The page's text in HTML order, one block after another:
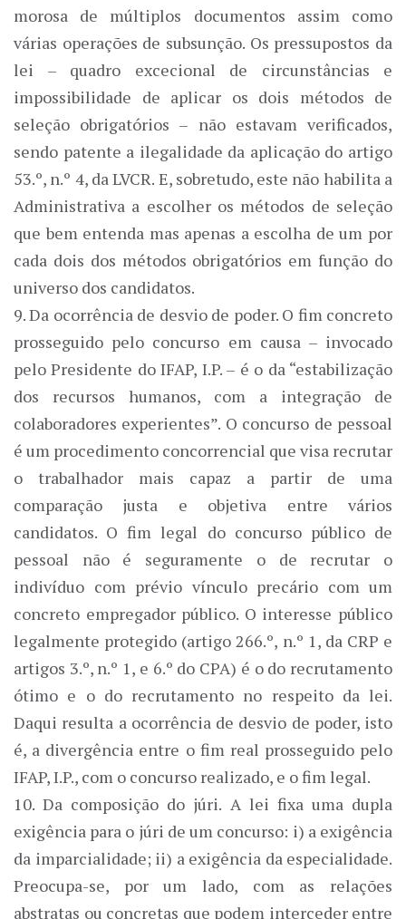
morosa de múltiplos documentos assim como
várias operações de subsunção. Os pressupostos da
lei – quadro excecional de circunstâncias e
impossibilidade de aplicar os dois métodos de
seleção obrigatórios – não estavam verificados,
sendo patente a ilegalidade da aplicação do artigo
53.º, n.º 4, da LVCR. E, sobretudo, este não habilita a
Administrativa a escolher os métodos de seleção
que bem entenda mas apenas a escolha de um por
cada dois dos métodos obrigatórios em função do
universo dos candidatos.
9. Da ocorrência de desvio de poder. O fim concreto
prosseguido pelo concurso em causa – invocado
pelo Presidente do IFAP, I.P. – é o da “estabilização
dos recursos humanos, com a integração de
colaboradores experientes”. O concurso de pessoal
é um procedimento concorrencial que visa recrutar
o trabalhador mais capaz a partir de uma
comparação justa e objetiva entre vários
candidatos. O fim legal do concurso público de
pessoal não é seguramente o de recrutar o
indivíduo com prévio vínculo precário com um
concreto empregador público. O interesse público
legalmente protegido (artigo 266.º, n.º 1, da CRP e
artigos 3.º, n.º 1, e 6.º do CPA) é o do recrutamento
ótimo e o do recrutamento no respeito da lei.
Daqui resulta a ocorrência de desvio de poder, isto
é, a divergência entre o fim real prosseguido pelo
IFAP, I.P., com o concurso realizado, e o fim legal.
10. Da composição do júri. A lei fixa uma dupla
exigência para o júri de um concurso: i) a exigência
da imparcialidade; ii) a exigência da especialidade.
Preocupa-se, por um lado, com as relações
abstratas ou concretas que podem interceder entre